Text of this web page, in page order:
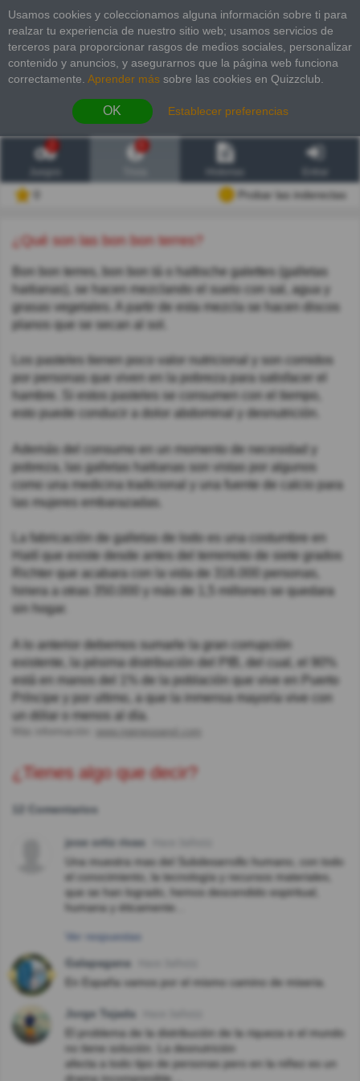
Usamos cookies y coleccionamos alguna información sobre ti para
realzar tu experiencia de nuestro sitio web; usamos servicios de
terceros para proporcionar rasgos de medios sociales, personalizar
contenido y anuncios, y asegurarnos que la página web funciona
correctamente. Aprender más sobre las cookies en Quizzclub.
OK Establecer preferencias
2
Probar las inderectas
¿Qué son las bon bon terres?
Bon bon terres, bon bon tá o haïtische galettes (galletas
haitianas), se hacen mezclando el suelo con sal, agua y
grasas vegetales. A partir de esta mezcla se hacen discos
planos que se secan al sol.
Los pasteles tienen poco valor nutricional y son comidos
por personas que viven en la pobreza para satisfacer el
hambre. Si estos pasteles se consumen con el tiempo,
esto puede conducir a dolor abdominal y desnutrición.
Además del consumo en un momento de necesidad y
pobreza, las galletas haitianas son vistas por algunos
como una medicina tradicional y una fuente de calcio para
las mujeres embarazadas.
La fabricación de galletas de lodo es una costumbre en
Haití que existe desde antes del terremoto de siete grados
Richter que acabara con la vida de 316.000 personas,
hiriera a otras 350.000 y más de 1,5 millones se quedara
sin hogar.
A lo anterior debemos sumarle la gran corrupción
existente, la pésima distribución del PIB, del cual, el 90%
está en manos del 1% de la población que vive en Puerto
Príncipe y por ultimo, a que la inmensa mayoría vive con
un dólar o menos al día.
www.ngenespanol.com
¿Tienes algo que decir?
12 Comentarios
jose ortiz rivas
Una muestra mas del Subdesarrollo humano, con todo
el conocimiento, la tecnología y recursos materiales,
que se han logrado, hemos descendido espiritual,
humana y éticamente...
Ver respuestas
Galapagana
En España vamos por el mismo camino de miseria.
Jorge Tejada
El problema de la distribución de la riqueza e el mundo
no tiene solución. La desnutrición
afecta a todo tipo de personas pero en la niñez es un